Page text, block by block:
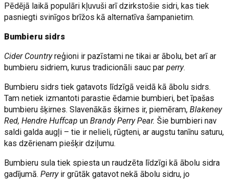
Pēdējā laikā populāri kļuvuši arī dzirkstošie sidri, kas tiek
pasniegti svinīgos brīžos kā alternatīva šampanietim.
Bumbieru sidrs
Cider Countryreģioni ir pazīstami ne tikai ar ābolu, bet arī ar
bumbieru sidriem, kurus tradicionāli sauc parperry.
Bumbieru sidrs tiek gatavots līdzīgā veidā kā ābolu sidrs.
Tam netiek izmantoti parastie ēdamie bumbieri, bet īpašas
bumbieru šķirnes. Slavenākās šķirnes ir, piemēram,Blakeney
Red, Hendre HuffcapunBrandy Perry Pear. Šie bumbieri nav
saldi galda augļi – tie ir nelieli, rūgteni, ar augstu tanīnu saturu,
kas dzērienam piešķir dziļumu.
Bumbieru sula tiek spiesta un raudzēta līdzīgi kā ābolu sidra
gadījumā.Perry ir grūtāk gatavot nekā ābolu sidru, jo